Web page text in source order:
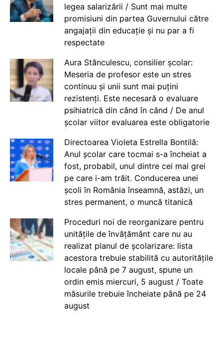
legea salarizării / Sunt mai multe
promisiuni din partea Guvernului către
angajații din educație și nu par a fi
respectate
Aura Stănculescu, consilier școlar:
Meseria de profesor este un stres
continuu și unii sunt mai puțini
rezistenți. Este necesară o evaluare
psihiatrică din când în când / De anul
școlar viitor evaluarea este obligatorie
Directoarea Violeta Estrella Bontilă:
Anul școlar care tocmai s-a încheiat a
fost, probabil, unul dintre cei mai grei
pe care i-am trăit. Conducerea unei
școli în România înseamnă, astăzi, un
stres permanent, o muncă titanică
Proceduri noi de reorganizare pentru
unitățile de învățământ care nu au
realizat planul de școlarizare: lista
acestora trebuie stabilită cu autoritățile
locale până pe 7 august, spune un
ordin emis miercuri, 5 august / Toate
măsurile trebuie încheiate până pe 24
august